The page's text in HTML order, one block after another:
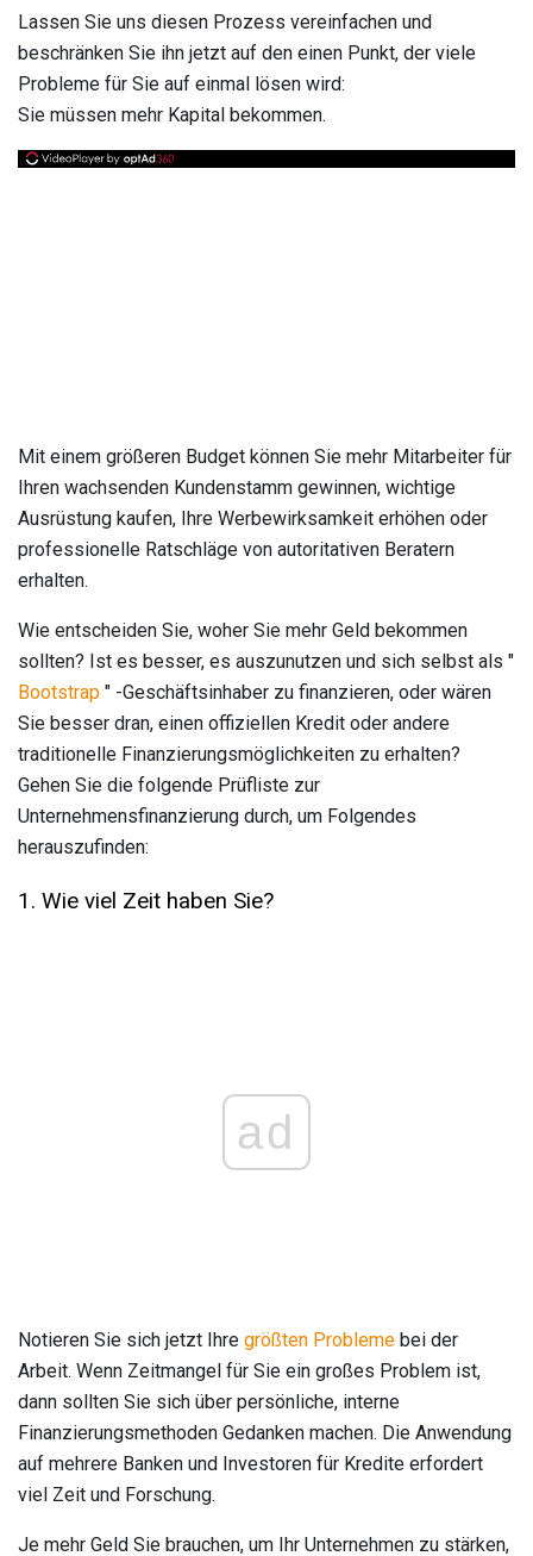
Lassen Sie uns diesen Prozess vereinfachen und
beschränken Sie ihn jetzt auf den einen Punkt, der viele
Probleme für Sie auf einmal lösen wird:
Sie müssen mehr Kapital bekommen.
Mit einem größeren Budget können Sie mehr Mitarbeiter für
Ihren wachsenden Kundenstamm gewinnen, wichtige
Ausrüstung kaufen, Ihre Werbewirksamkeit erhöhen oder
professionelle Ratschläge von autoritativen Beratern
erhalten.
Wie entscheiden Sie, woher Sie mehr Geld bekommen
sollten? Ist es besser, es auszunutzen und sich selbst als "
Bootstrap " -Geschäftsinhaber zu finanzieren, oder wären
Sie besser dran, einen offiziellen Kredit oder andere
traditionelle Finanzierungsmöglichkeiten zu erhalten?
Gehen Sie die folgende Prüfliste zur
Unternehmensfinanzierung durch, um Folgendes
herauszufinden:
1. Wie viel Zeit haben Sie?
ad
Notieren Sie sich jetzt Ihre größten Probleme bei der
Arbeit. Wenn Zeitmangel für Sie ein großes Problem ist,
dann sollten Sie sich über persönliche, interne
Finanzierungsmethoden Gedanken machen. Die Anwendung
auf mehrere Banken und Investoren für Kredite erfordert
viel Zeit und Forschung.
Je mehr Geld Sie brauchen, um Ihr Unternehmen zu stärken,